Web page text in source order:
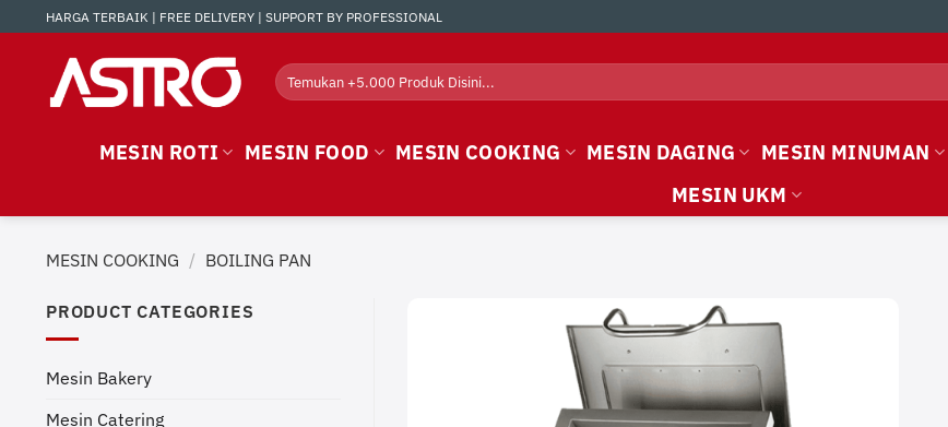
to
HARGA TERBAIK | FREE DELIVERY | SUPPORT BY PROFESSIONAL
Search
for:
MESIN ROTI MESIN FOOD MESIN COOKING MESIN DAGING MESIN MINUMAN
MESIN UKM
MESIN COOKING / BOILING PAN
PRODUCT CATEGORIES
Mesin Bakery
Mesin Catering